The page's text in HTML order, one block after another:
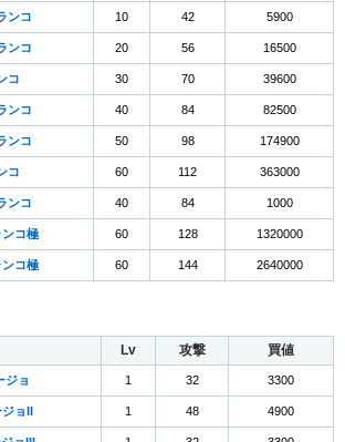
ンコ 10 42 5900
ンコ 20 56 16500
コ 30 70 39600
ンコ 40 84 82500
ンコ 50 98 174900
コ 60 112 363000
ンコ 40 84 1000
コ極 60 128 1320000
ンコ極 60 144 2640000
Lv 攻撃 買値
ジョ 1 32 3300
ョII 1 48 4900